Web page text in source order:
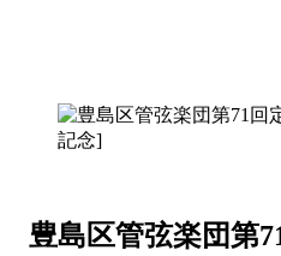
豊島区管弦楽団第